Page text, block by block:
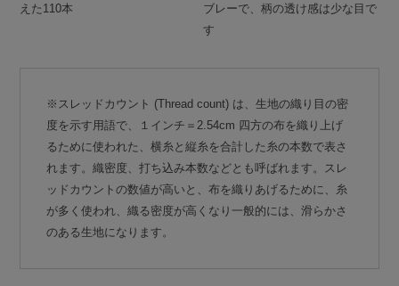
えた110本
ブレーで、柄の透け感は少な目で
す
※スレッドカウント (Thread count) は、生地の織り目の密
度を示す用語で、１インチ＝2.54cm 四方の布を織り上げ
るために使われた、横糸と縦糸を合計した糸の本数で表さ
れます。織密度、打ち込み本数などとも呼ばれます。スレ
ッドカウントの数値が高いと、布を織りあげるために、糸
が多く使われ、織る密度が高くなり一般的には、滑らかさ
のある生地になります。